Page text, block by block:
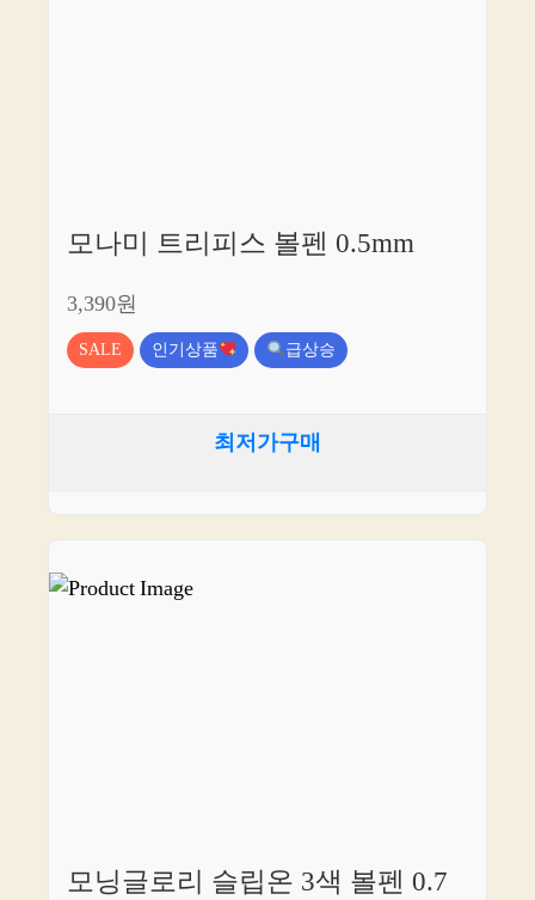
모나미 트리피스 볼펜 0.5mm
3,390원
SALE 인기상품 급상승
최저가구매
모닝글로리 슬립온 3색 볼펜 0.7